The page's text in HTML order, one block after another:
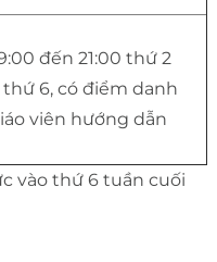
đến 21:00 thứ 2
6, có điểm danh
viên hướng dẫn
vào thứ 6 tuần cuối